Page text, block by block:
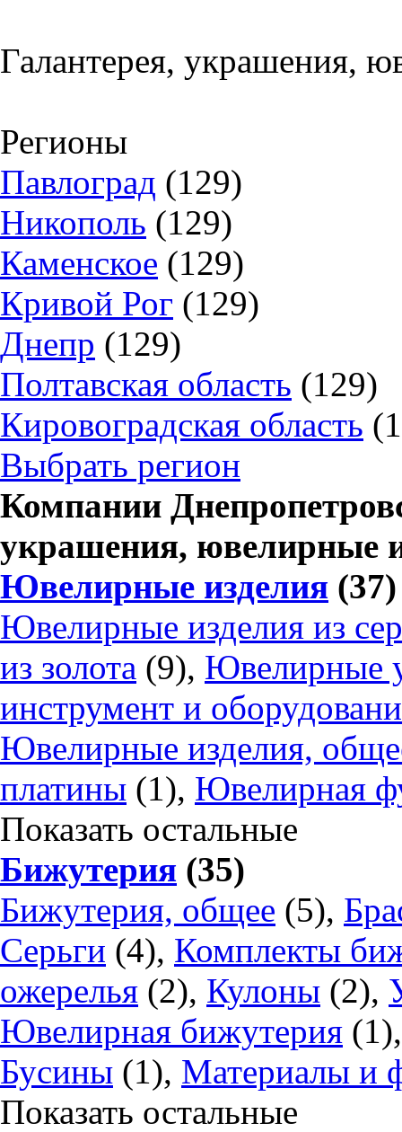
Галантерея, украшения,
Регионы
Павлоград (129)
Никополь (129)
Каменское (129)
Кривой Рог (129)
Днепр (129)
Полтавская область (129)
Кировоградская область
Выбрать регион
Компании
украшения, ювелирные
Ювелирные изделия (37)
Ювелирные изделия из
из золота (9), Ювелирные
инструмент и
Ювелирные изделия,
платины (1), Ювелирная
Показать остальные
Бижутерия (35)
Бижутерия, общее (5),
Серьги (4), Комплекты
ожерелья (2), Кулоны (2),
Ювелирная бижутерия
Бусины (1), Материалы и
Показать остальные